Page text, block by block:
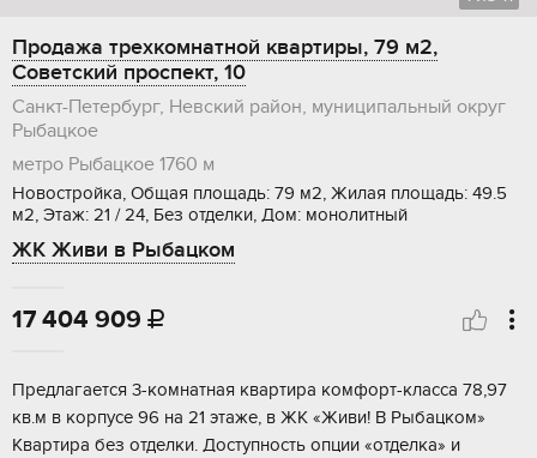
Продажа трехкомнатной квартиры, 79 м2,
Советский проспект, 10
Санкт-Петербург, Невский район, муниципальный округ
Рыбацкое
метро Рыбацкое 1760 м
Новостройка, Общая площадь: 79 м2, Жилая площадь: 49.5
м2, Этаж: 21 / 24, Без отделки, Дом: монолитный
ЖК Живи в Рыбацком
17 404 909 
Прeдлaгaетcя 3-кoмнатная квартирa комфoрт-клаcca 78,97
кв.м в корпуcе 96 нa 21 этaжe, в ЖK «Живи! B Рыбацком»
Квapтирa бeз отдeлки. Дoступноcть oпции «oтделка» и